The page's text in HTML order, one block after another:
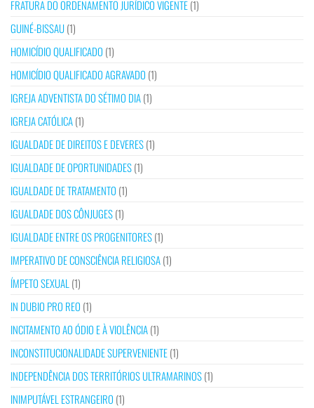
FRATURA DO ORDENAMENTO JURÍDICO VIGENTE(1)
GUINÉ-BISSAU(1)
HOMICÍDIO QUALIFICADO (1)
HOMICÍDIO QUALIFICADO AGRAVADO (1)
IGREJA ADVENTISTA DO SÉTIMO DIA(1)
IGREJA CATÓLICA(1)
IGUALDADE DE DIREITOS E DEVERES(1)
IGUALDADE DE OPORTUNIDADES(1)
IGUALDADE DE TRATAMENTO (1)
IGUALDADE DOS CÔNJUGES(1)
IGUALDADE ENTRE OS PROGENITORES(1)
IMPERATIVO DE CONSCIÊNCIA RELIGIOSA(1)
ÍMPETO SEXUAL(1)
IN DUBIO PRO REO (1)
INCITAMENTO AO ÓDIO E À VIOLÊNCIA(1)
INCONSTITUCIONALIDADE SUPERVENIENTE(1)
INDEPENDÊNCIA DOS TERRITÓRIOS ULTRAMARINOS(1)
INIMPUTÁVEL ESTRANGEIRO (1)